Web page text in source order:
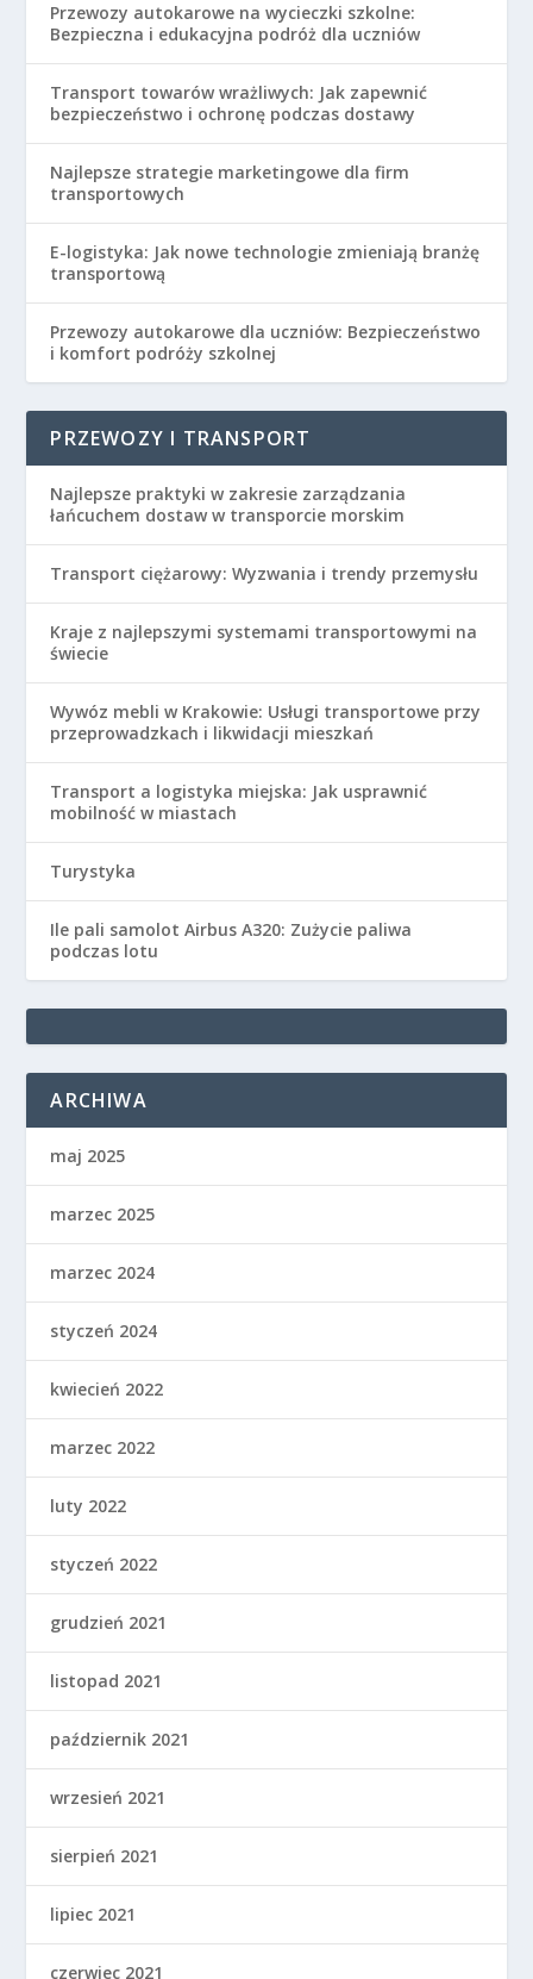
Przewozy autokarowe na wycieczki szkolne:
Bezpieczna i edukacyjna podróż dla uczniów
Transport towarów wrażliwych: Jak zapewnić
bezpieczeństwo i ochronę podczas dostawy
Najlepsze strategie marketingowe dla firm
transportowych
E-logistyka: Jak nowe technologie zmieniają branżę
transportową
Przewozy autokarowe dla uczniów: Bezpieczeństwo
i komfort podróży szkolnej
PRZEWOZY I TRANSPORT
Najlepsze praktyki w zakresie zarządzania
łańcuchem dostaw w transporcie morskim
Transport ciężarowy: Wyzwania i trendy przemysłu
Kraje z najlepszymi systemami transportowymi na
świecie
Wywóz mebli w Krakowie: Usługi transportowe przy
przeprowadzkach i likwidacji mieszkań
Transport a logistyka miejska: Jak usprawnić
mobilność w miastach
Turystyka
Ile pali samolot Airbus A320: Zużycie paliwa
podczas lotu
ARCHIWA
maj 2025
marzec 2025
marzec 2024
styczeń 2024
kwiecień 2022
marzec 2022
luty 2022
styczeń 2022
grudzień 2021
listopad 2021
październik 2021
wrzesień 2021
sierpień 2021
lipiec 2021
czerwiec 2021